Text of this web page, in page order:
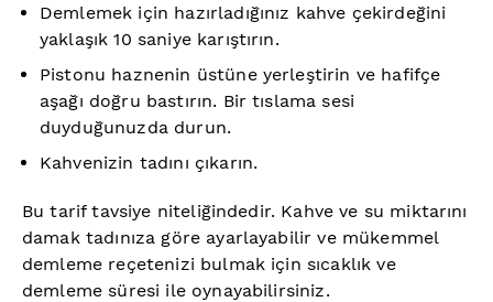
Demlemek için hazırladığınız kahve çekirdeğini
yaklaşık 10 saniye karıştırın.
Pistonu haznenin üstüne yerleştirin ve hafifçe
aşağı doğru bastırın. Bir tıslama sesi
duyduğunuzda durun.
Kahvenizin tadını çıkarın.
Bu tarif tavsiye niteliğindedir. Kahve ve su miktarını
damak tadınıza göre ayarlayabilir ve mükemmel
demleme reçetenizi bulmak için sıcaklık ve
demleme süresi ile oynayabilirsiniz.